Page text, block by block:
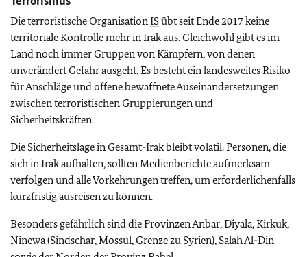
Die terroristische OrganisationISübt seit Ende 2017 keine
territoriale Kontrolle mehr in Irak aus. Gleichwohl gibt es im
Land noch immer Gruppen von Kämpfern, von denen
unverändert Gefahr ausgeht. Es besteht ein landesweites Risiko
für Anschläge und offene bewaffnete Auseinandersetzungen
zwischen terroristischen Gruppierungen und
Sicherheitskräften.
Die Sicherheitslage in Gesamt-Irak bleibt volatil. Personen, die
sich in Irak aufhalten, sollten Medienberichte aufmerksam
verfolgen und alle Vorkehrungen treffen, um erforderlichenfalls
kurzfristig ausreisen zu können.
Besonders gefährlich sind die Provinzen Anbar, Diyala, Kirkuk,
Ninewa (Sindschar, Mossul, Grenze zu Syrien), Salah Al-Din